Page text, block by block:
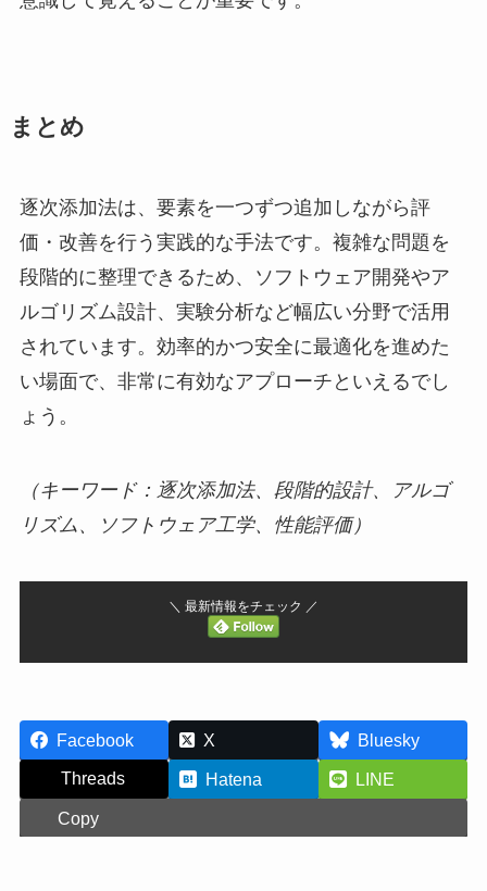
まとめ
逐次添加法は、要素を一つずつ追加しながら評
価・改善を行う実践的な手法です。複雑な問題を
段階的に整理できるため、ソフトウェア開発やア
ルゴリズム設計、実験分析など幅広い分野で活用
されています。効率的かつ安全に最適化を進めた
い場面で、非常に有効なアプローチといえるでし
ょう。
（キーワード：逐次添加法、段階的設計、アルゴ
リズム、ソフトウェア工学、性能評価）
＼ 最新情報をチェック ／
Facebook X
Bluesky
Threads
Hatena
LINE
Copy